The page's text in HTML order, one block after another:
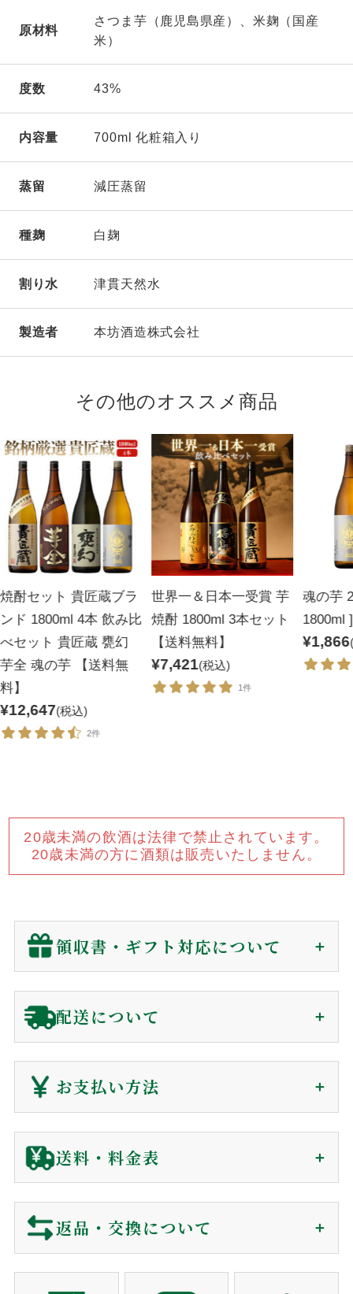
インターナショナル・ワイン＆スピリッツ・コンペティション
（IWSC）
世界最高賞（TROPHY）
サンフランシスコ・ワールド・スピリッツ・コンペティション
（SFWSC）
最優秀金賞（DOUBLE GOLD）
金賞
2020年
サンフランシスコ・ワールド・スピリッツ・コンペティション
（SFWSC）
インターナショナル・スピリッツ・チャレンジ（ISC）
金賞（GOLD）
東京ウイスキー＆スピリッツコンペティション（TWSC）
インターナショナル・スピリッツ・チャレンジ（ISC）
世界最高賞（TROPHY）
原材料
さつま芋（鹿児島県産）、米麹（国産
米）
度数 43%
内容量 700ml 化粧箱入り
蒸留 減圧蒸留
種麹 白麹
割り水 津貫天然水
製造者 本坊酒造株式会社
その他のオススメ商品
焼酎セット 貴匠蔵ブラ
ンド 1800ml 4本 飲み比
べセット 貴匠蔵 甕幻
芋全 魂の芋 【送料無
料】
¥12,647(税込)
2件
世界一＆日本一受賞 芋
焼酎 1800ml 3本セット
【送料無料】
¥7,421(税込)
1件
魂の芋
1800ml ]
¥1,866
20歳未満の飲酒は法律で禁止されています。
20歳未満の方に酒類は販売いたしません。
領収書・ギフト対応について
領収書（インボイス対応）
会員の方(購入時)：マイページの購入履歴から、発送後
180日間、電子領収書が発行できます。
ギフト対応に関して
包装紙 買い物カゴに入れる前にご選択下さい。
※包装・カードが選択できない商品はギフト非対応の商品になり
配送について
ご注文から1〜7日で
ご注文から商品到着について
お支払い方法
クレジットカード
リボ払い・一括払い・各分割払いに対応。
送料・料金表
返品・交換について